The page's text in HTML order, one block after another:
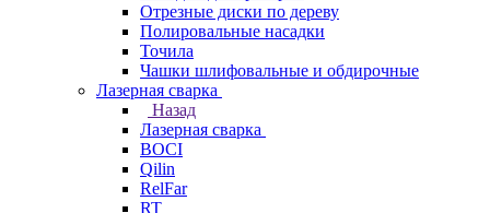
Отрезные диски по дереву
Полировальные насадки
Точила
Чашки шлифовальные и обдирочные
Лазерная сварка
Назад
Лазерная сварка
BOCI
Qilin
RelFar
RT